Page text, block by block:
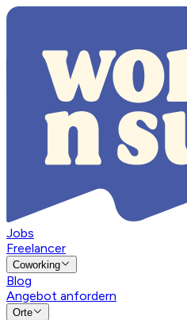
Jobs
Freelancer
Coworking
Blog
Angebot anfordern
Orte